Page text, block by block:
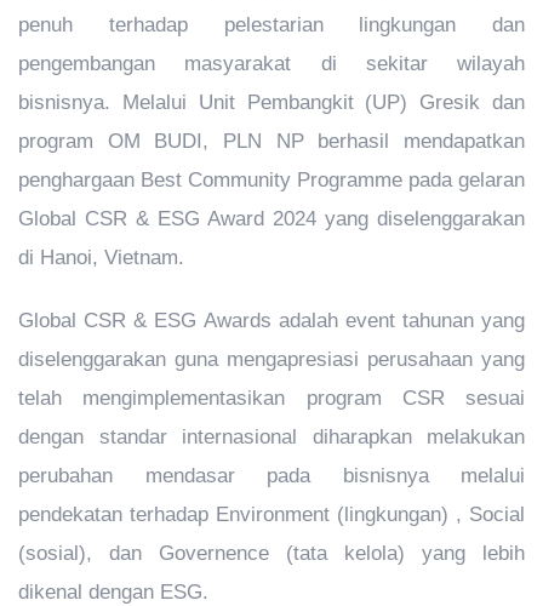
penuh terhadap pelestarian lingkungan dan
pengembangan masyarakat di sekitar wilayah
bisnisnya. Melalui Unit Pembangkit (UP) Gresik dan
program OM BUDI, PLN NP berhasil mendapatkan
penghargaan Best Community Programme pada gelaran
Global CSR & ESG Award 2024 yang diselenggarakan
di Hanoi, Vietnam.
Global CSR & ESG Awards adalah event tahunan yang
diselenggarakan guna mengapresiasi perusahaan yang
telah mengimplementasikan program CSR sesuai
dengan standar internasional diharapkan melakukan
perubahan mendasar pada bisnisnya melalui
pendekatan terhadap Environment (lingkungan) , Social
(sosial), dan Governence (tata kelola) yang lebih
dikenal dengan ESG.